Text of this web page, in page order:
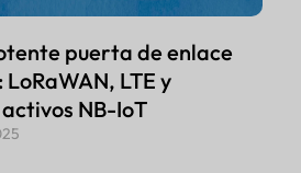
puerta de enlace
LTE y
NB-IoT